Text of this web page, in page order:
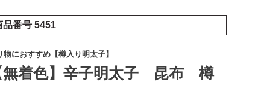
品番号 5451
物におすすめ【樽入り明太子】
無着色】辛子明太子 昆布 樽